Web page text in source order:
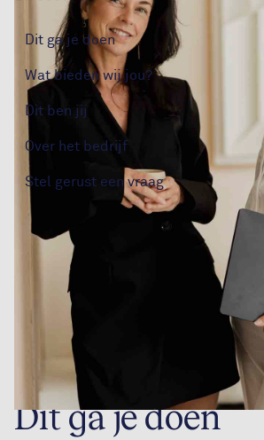
Dit ga je doen
Wat bieden wij jou?
Dit ben jij
Over het bedrijf
Stel gerust een vraag
Dit ga je doen